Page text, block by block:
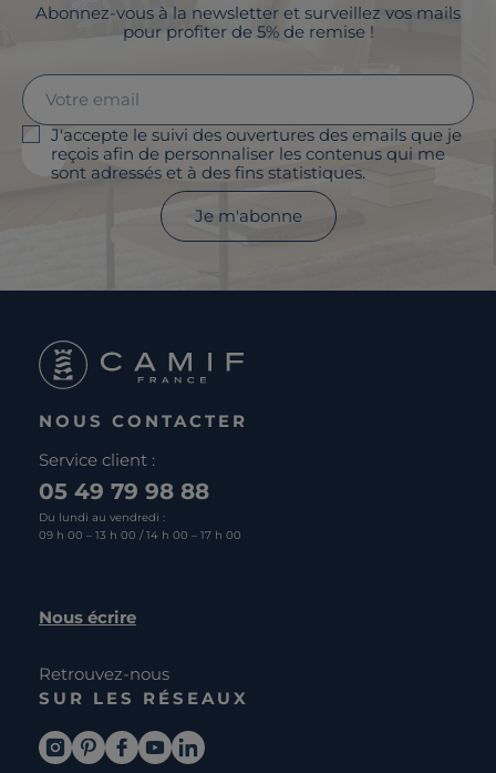
Abonnez-vous à la newsletter et surveillez vos mails
pour profiter de 5% de remise !
J'accepte le suivi des ouvertures des emails que je
reçois afin de personnaliser les contenus qui me
sont adressés et à des fins statistiques.
Je m'abonne
NOUS CONTACTER
Service client :
05 49 79 98 88
Du lundi au vendredi :
09 h 00 – 13 h 00 / 14 h 00 – 17 h 00
Nous écrire
Retrouvez-nous
SUR LES RÉSEAUX